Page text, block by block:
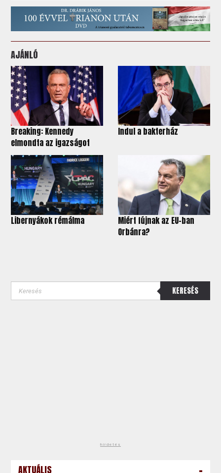
AJÁNLÓ
Breaking: Kennedy
elmondta az igazságot
Indul a bakterház
Libernyákok rémálma
Miért fújnak az EU-ban
Orbánra?
KERESÉS
hirdetés
AKTUÁLIS